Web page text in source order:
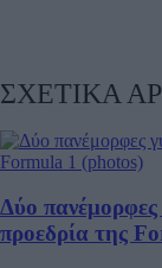
ΣΧΕΤΙΚΑ
Δύο πανέμορφες
προεδρία της